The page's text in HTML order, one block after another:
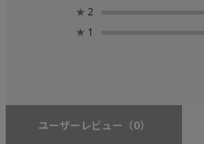
★ 2
★ 1
ユーザーレビュー （0）